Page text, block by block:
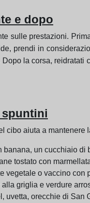
e dopo
sulle prestazioni.
prendi in
la corsa, reidratati
spuntini
cibo aiuta a mantenere
un cucchiaio di
tostato con
vegetale o vaccino
griglia e verdure
uvetta, orecchie di